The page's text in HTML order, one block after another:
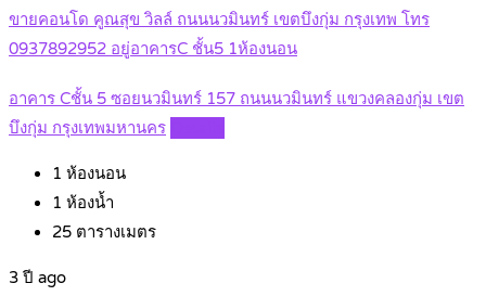
ขายคอนโด คูณสุข วิลล์ ถนนนวมินทร์ เขตบึงกุ่ม กรุงเทพ โทร
0937892952 อยู่อาคารC ชั้น5 1ห้องนอน
อาคาร Cชั้น 5 ซอยนวมินทร์ 157 ถนนนวมินทร์ แขวงคลองกุ่ม เขต
บึงกุ่ม กรุงเทพมหานคร
1 ห้องนอน
1 ห้องน้ำ
25 ตารางเมตร
3 ปี ago